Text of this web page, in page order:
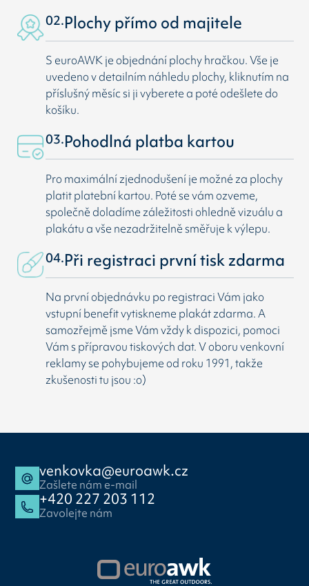
02.Plochy přímo od majitele
S euroAWK je objednání plochy hračkou. Vše je
uvedeno v detailním náhledu plochy, kliknutím na
příslušný měsíc si ji vyberete a poté odešlete do
košíku.
03.Pohodlná platba kartou
Pro maximální zjednodušení je možné za plochy
platit platební kartou. Poté se vám ozveme,
společně doladíme záležitosti ohledně vizuálu a
plakátu a vše nezadržitelně směřuje k výlepu.
04.Při registraci první tisk zdarma
Na první objednávku po registraci Vám jako
vstupní benefit vytiskneme plakát zdarma. A
samozřejmě jsme Vám vždy k dispozici, pomoci
Vám s přípravou tiskových dat. V oboru venkovní
reklamy se pohybujeme od roku 1991, takže
zkušenosti tu jsou :o)
venkovka@euroawk.cz
Zašlete nám e-mail
+420 227 203 112
Zavolejte nám